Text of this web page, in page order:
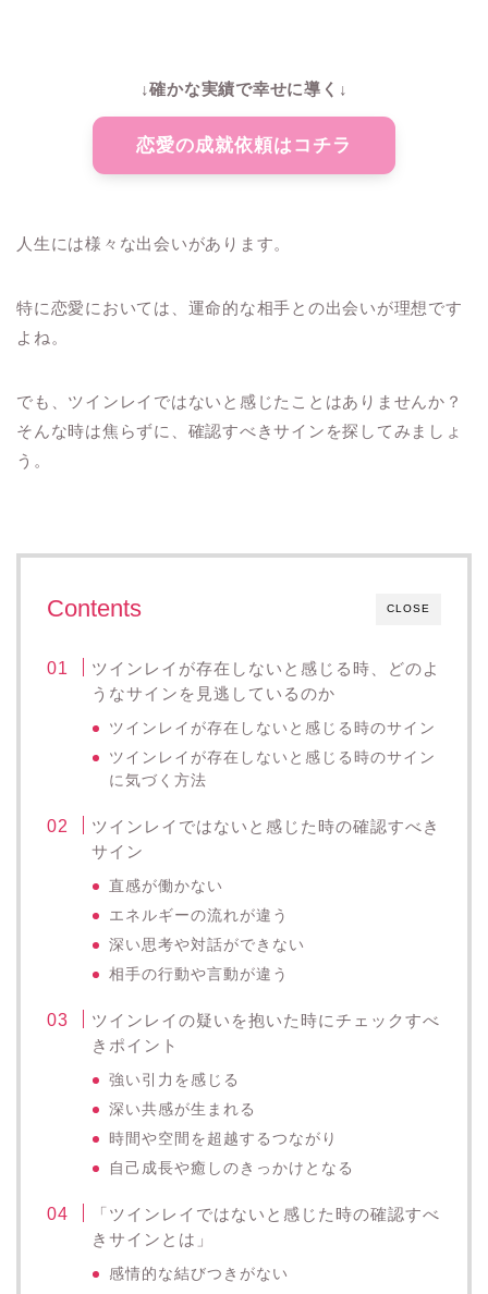
↓確かな実績で幸せに導く↓
恋愛の成就依頼はコチラ
人生には様々な出会いがあります。
特に恋愛においては、運命的な相手との出会いが理想です
よね。
でも、ツインレイではないと感じたことはありませんか？
そんな時は焦らずに、確認すべきサインを探してみましょ
う。
CLOSE
Contents
ツインレイが存在しないと感じる時、どのよ
うなサインを見逃しているのか
ツインレイが存在しないと感じる時のサイン
ツインレイが存在しないと感じる時のサイン
に気づく方法
ツインレイではないと感じた時の確認すべき
サイン
直感が働かない
エネルギーの流れが違う
深い思考や対話ができない
相手の行動や言動が違う
ツインレイの疑いを抱いた時にチェックすべ
きポイント
強い引力を感じる
深い共感が生まれる
時間や空間を超越するつながり
自己成長や癒しのきっかけとなる
「ツインレイではないと感じた時の確認すべ
きサインとは」
感情的な結びつきがない